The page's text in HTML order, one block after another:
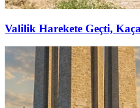
Valilik Harekete Geçti,